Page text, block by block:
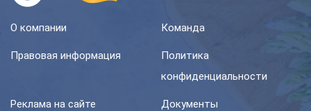
О компании Команда
Правовая информация
Политика
конфиденциальности
Реклама на сайте Документы